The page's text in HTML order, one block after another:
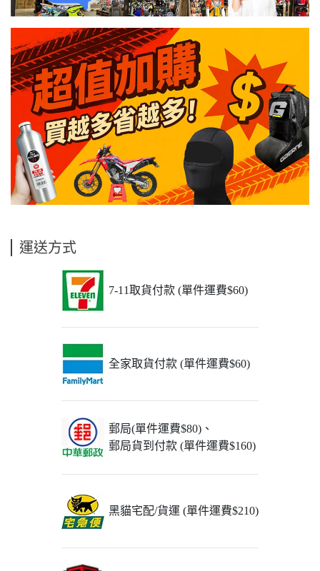
運送方式
7-11取貨付款 (單件運費$60)
全家取貨付款 (單件運費$60)
郵局(單件運費$80)、
郵局貨到付款 (單件運費$160)
黑貓宅配/貨運 (單件運費$210)